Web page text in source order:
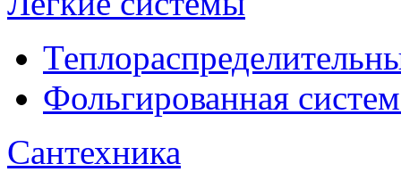
Фольгированная
Сантехника